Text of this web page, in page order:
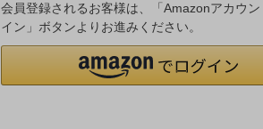
会員登録されるお客様は、「Amazonアカウ
イン」ボタンよりお進みください。